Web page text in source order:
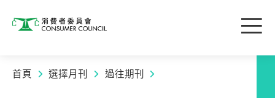
消費者委員會 目
首頁 選擇月刊 過往期刊